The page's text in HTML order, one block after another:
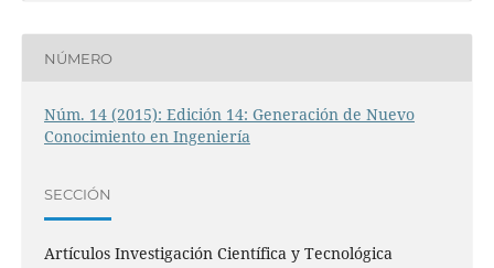
NÚMERO
Núm. 14 (2015): Edición 14: Generación de Nuevo
Conocimiento en Ingeniería
SECCIÓN
Artículos Investigación Científica y Tecnológica